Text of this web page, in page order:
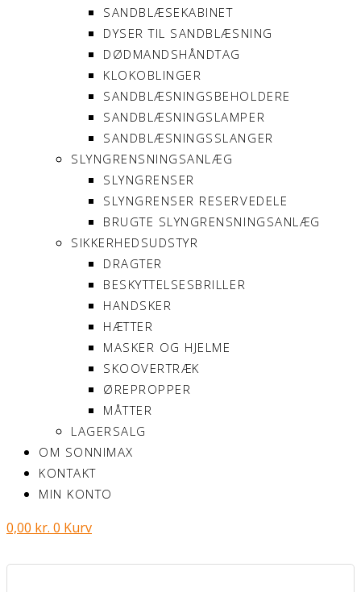
SANDBLÆSEKABINET
DYSER TIL SANDBLÆSNING
DØDMANDSHÅNDTAG
KLOKOBLINGER
SANDBLÆSNINGSBEHOLDERE
SANDBLÆSNINGSLAMPER
SANDBLÆSNINGSSLANGER
SLYNGRENSNINGSANLÆG
SLYNGRENSER
SLYNGRENSER RESERVEDELE
BRUGTE SLYNGRENSNINGSANLÆG
SIKKERHEDSUDSTYR
DRAGTER
BESKYTTELSESBRILLER
HANDSKER
HÆTTER
MASKER OG HJELME
SKOOVERTRÆK
ØREPROPPER
MÅTTER
LAGERSALG
OM SONNIMAX
KONTAKT
MIN KONTO
0,00 kr. 0 Kurv